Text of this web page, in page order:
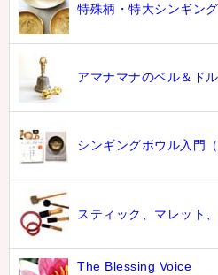
特殊柄・特大シンギン
アマナマナのベル＆ド
シンギングボウル入門
スティック、マレット
The Blessing Voice